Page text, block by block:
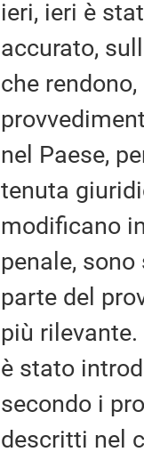
ieri, ieri è
accurato,
che
nel Paese,
tenuta
modificano
penale,
parte del
più
è stato
secondo i
descritti nel